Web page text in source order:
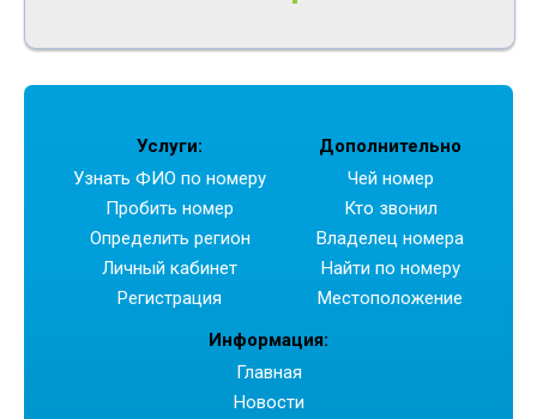
тоже можно
Услуги:
Узнать ФИО по номеру
Пробить номер
Определить регион
Личный кабинет
Регистрация
Дополнительно
Чей номер
Кто звонил
Владелец номера
Найти по номеру
Местоположение
Информация:
Главная
Новости